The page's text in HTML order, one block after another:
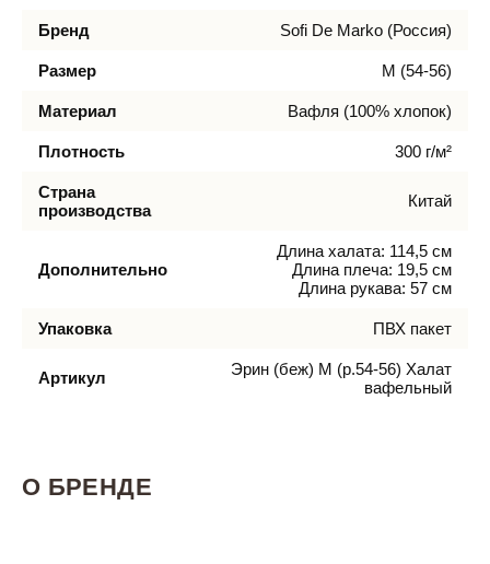
Бренд Sofi De Marko (Россия)
Размер M (54-56)
Материал Вафля (100% хлопок)
Плотность 300 г/м²
Страна
производства
Китай
Дополнительно
Длина халата: 114,5 см
Длина плеча: 19,5 см
Длина рукава: 57 см
Упаковка ПВХ пакет
Артикул
Эрин (беж) M (р.54-56) Халат
вафельный
О БРЕНДЕ